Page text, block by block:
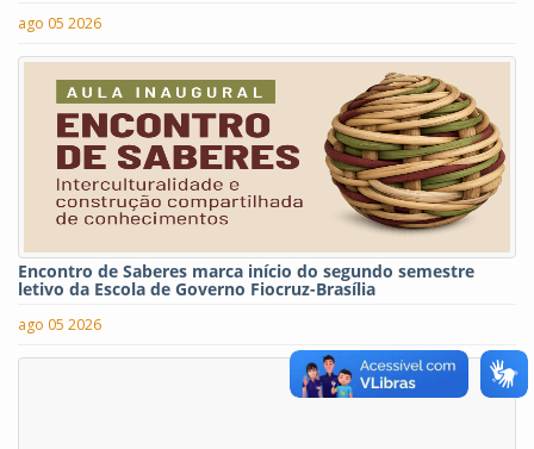
ago 05 2026
Encontro de Saberes marca início do segundo semestre
letivo da Escola de Governo Fiocruz-Brasília
ago 05 2026